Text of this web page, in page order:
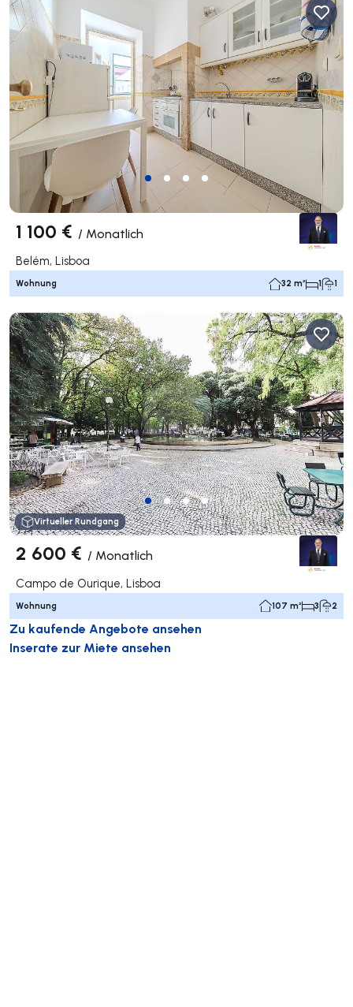
1 100 € / Monatlich
Belém, Lisboa
Wohnung 32 m² 1 1
Virtueller Rundgang
2 600 € / Monatlich
Campo de Ourique, Lisboa
Wohnung 107 m² 3 2
Zu kaufende Angebote ansehen
Inserate zur Miete ansehen